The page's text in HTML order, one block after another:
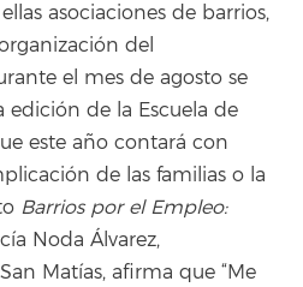
asociaciones de barrios,
del
el mes de agosto se
edición de la Escuela de
este año contará con
de las familias o la
Barrios por el Empleo:
Noda Álvarez,
Matías, afirma que “Me